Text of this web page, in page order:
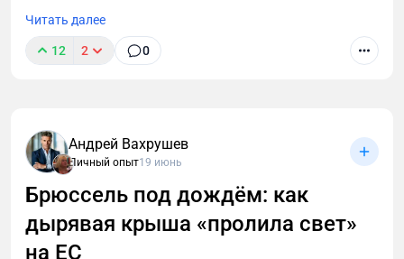
Читать далее
12 2 0
Андрей Вахрушев
Личный опыт19 июнь
Брюссель под дождём: как
дырявая крыша «пролила свет»
на ЕС